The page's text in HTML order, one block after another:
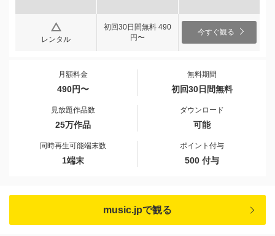
レンタル
初回30日間無料 490
円〜
今すぐ観る
月額料金
490円〜
無料期間
初回30日間無料
見放題作品数
25万作品
ダウンロード
可能
同時再生可能端末数
1端末
ポイント付与
500 付与
music.jpで観る